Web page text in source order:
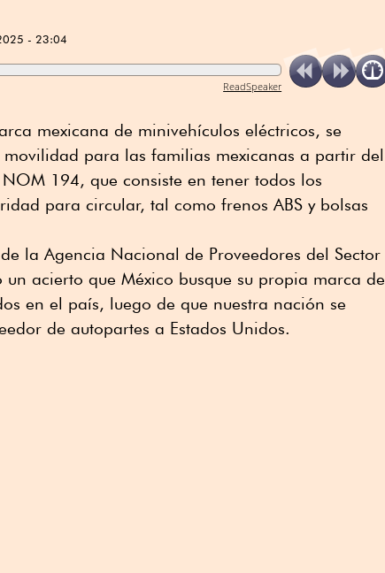
- 23:04
ReadSpeaker
mexicana de minivehículos eléctricos, se
para las familias mexicanas a partir del
194, que consiste en tener todos los
para circular, tal como frenos ABS y bolsas
la Agencia Nacional de Proveedores del Sector
un acierto que México busque su propia marca de
en el país, luego de que nuestra nación se
de autopartes a Estados Unidos.